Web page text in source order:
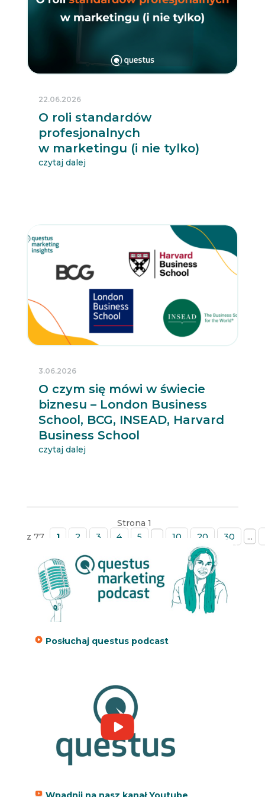
O roli standardów
profesjonalnych
w marketingu (i nie tylko)
22.06.2026
czytaj dalej
O czym się mówi w świecie
biznesu – London Business
School, BCG, INSEAD, Harvard
Business School
3.06.2026
czytaj dalej
Strona 1
z 77
1 2 3 4 5 10 20 30 ...
Posłuchaj questus podcast